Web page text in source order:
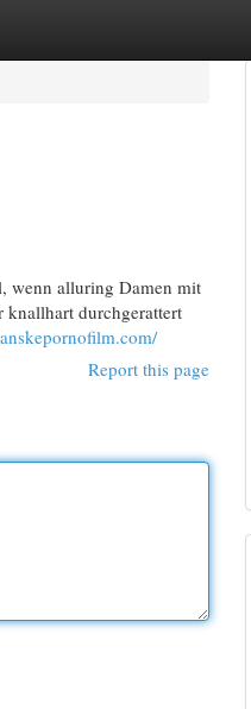
wenn alluring Damen mit
knallhart durchgerattert
Report this page